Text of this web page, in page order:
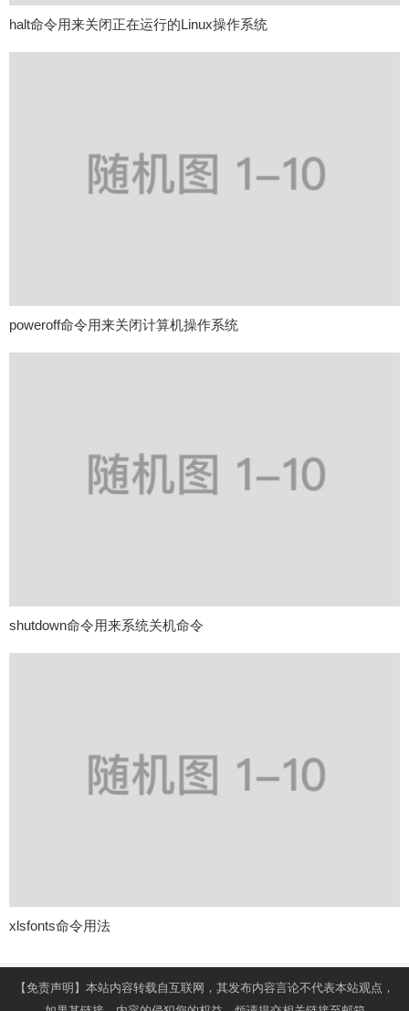
halt命令用来关闭正在运行的Linux操作系统
poweroff命令用来关闭计算机操作系统
shutdown命令用来系统关机命令
xlsfonts命令用法
【免责声明】本站内容转载自互联网，其发布内容言论不代表本站观点，